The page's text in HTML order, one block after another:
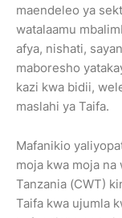
maendeleo ya
watalaamu
afya, nishati,
maboresho
kazi kwa bidii,
maslahi ya Taifa.
Mafanikio
moja kwa moja na
Tanzania (CWT)
Taifa kwa ujumla